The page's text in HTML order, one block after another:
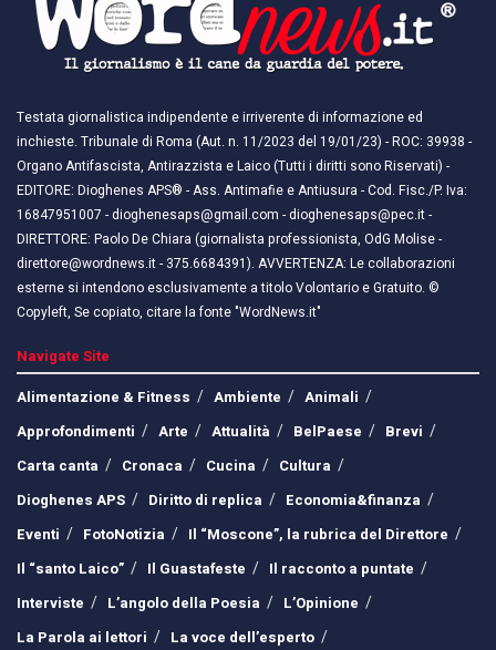
Testata giornalistica indipendente e irriverente di informazione ed
inchieste. Tribunale di Roma (Aut. n. 11/2023 del 19/01/23) - ROC: 39938 -
Organo Antifascista, Antirazzista e Laico (Tutti i diritti sono Riservati) -
EDITORE: Dioghenes APS® - Ass. Antimafie e Antiusura - Cod. Fisc./P. Iva:
16847951007 - dioghenesaps@gmail.com - dioghenesaps@pec.it - ​​
DIRETTORE: Paolo De Chiara (giornalista professionista, OdG Molise -
direttore@wordnews.it - ​​375.6684391). AVVERTENZA: Le collaborazioni
esterne si intendono esclusivamente a titolo Volontario e Gratuito. ©
Copyleft, Se copiato, citare la fonte "WordNews.it"
Navigate Site
Alimentazione & Fitness
Ambiente
Animali
Approfondimenti
Arte Attualità BelPaese
Brevi
Carta canta
Cronaca Cucina
Cultura
Dioghenes APS
Diritto di replica
Economia&finanza
Eventi
FotoNotizia
Il “Moscone”, la rubrica del Direttore
Il “santo Laico”
Il Guastafeste
Il racconto a puntate
Interviste
L’angolo della Poesia
L’Opinione
La Parola ai lettori
La voce dell’esperto